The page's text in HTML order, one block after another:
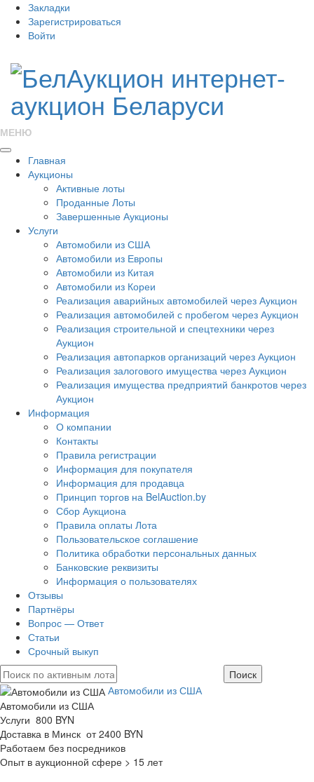
Закладки
Зарегистрироваться
Войти
МЕНЮ
Главная
Аукционы
Активные лоты
Проданные Лоты
Завершенные Аукционы
Услуги
Автомобили из США
Автомобили из Европы
Автомобили из Китая
Автомобили из Кореи
Реализация аварийных автомобилей через Аукцион
Реализация автомобилей с пробегом через Аукцион
Реализация строительной и спецтехники через
Аукцион
Реализация автопарков организаций через Аукцион
Реализация залогового имущества через Аукцион
Реализация имущества предприятий банкротов через
Аукцион
Информация
О компании
Контакты
Правила регистрации
Информация для покупателя
Информация для продавца
Принцип торгов на BelAuction.by
Сбор Аукциона
Правила оплаты Лота
Пользовательское соглашение
Политика обработки персональных данных
Банковские реквизиты
Информация о пользователях
Отзывы
Партнёры
Вопрос — Ответ
Статьи
Срочный выкуп
Автомобили из США
Автомобили из США
Услуги 800 BYN
Доставка в Минск от 2400 BYN
Работаем без посредников
Опыт в аукционной сфере > 15 лет